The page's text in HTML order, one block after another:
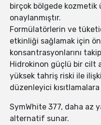
birçok bölgede kozmetik
onaylanmıştır.
Formülatörlerin ve
etkinliği sağlamak için
konsantrasyonlarını
Hidrokinon güçlü bir cilt
yüksek tahriş riski ile
düzenleyici
SymWhite 377, daha az
alternatif sunar.